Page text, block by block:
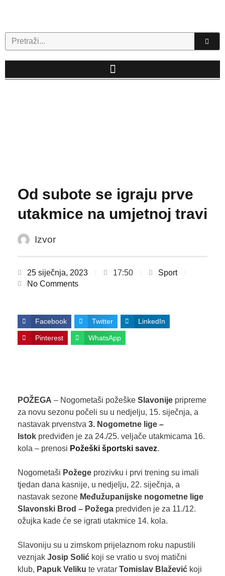
Search
Od subote se igraju prve
utakmice na umjetnoj travi
Izvor
25 siječnja, 2023 17:50
Sport
No Comments
Facebook Twitter LinkedIn
Pinterest WhatsApp
POŽEGA – Nogometaši požeške Slavonijepripreme
za novu sezonu počeli su u nedjelju, 15. siječnja, a
nastavak prvenstva 3. Nogometne lige –
Istokpredviđen je za 24./25. veljače utakmicama 16.
kola – prenosi Požeški športski savez.
Nogometaši Požegeprozivku i prvi trening su imali
tjedan dana kasnije, u nedjelju, 22. siječnja, a
nastavak sezone Međužupanijske nogometne lige
Slavonski Brod – Požegapredviđen je za 11./12.
ožujka kade će se igrati utakmice 14. kola.
Slavoniju su u zimskom prijelaznom roku napustili
veznjakJosip Solićkoji se vratio u svoj matični
klub, Papuk Veliku te vratarTomislav Blaževićkoji